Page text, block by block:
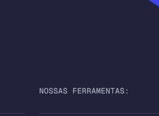
NOSSAS FERRAMENTAS: